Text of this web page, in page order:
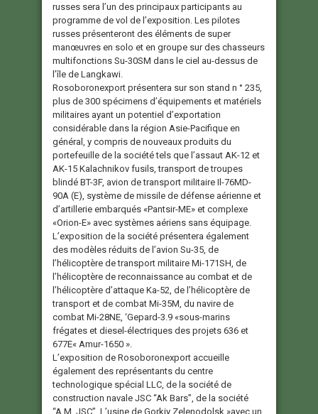
russes sera l’un des principaux participants au
programme de vol de l’exposition. Les pilotes
russes présenteront des éléments de super
manœuvres en solo et en groupe sur des chasseurs
multifonctions Su-30SM dans le ciel au-dessus de
l’île de Langkawi.
Rosoboronexport présentera sur son stand n ° 235,
plus de 300 spécimens d’équipements et matériels
militaires ayant un potentiel d’exportation
considérable dans la région Asie-Pacifique en
général, y compris de nouveaux produits du
portefeuille de la société tels que l’assaut AK-12 et
AK-15 Kalachnikov fusils, transport de troupes
blindé BT-3F, avion de transport militaire Il-76MD-
90A (E), système de missile de défense aérienne et
d’artillerie embarqués «Pantsir-ME» et complexe
«Orion-E» avec systèmes aériens sans équipage.
L’exposition de la société présentera également
des modèles réduits de l’avion Su-35, de
l’hélicoptère de transport militaire Mi-171SH, de
l’hélicoptère de reconnaissance au combat et de
l’hélicoptère d’attaque Ka-52, de l’hélicoptère de
transport et de combat Mi-35M, du navire de
combat Mi-28NE, ‘Gepard-3.9 «sous-marins
frégates et diesel-électriques des projets 636 et
677E« Amur-1650 ».
L’exposition de Rosoboronexport accueille
également des représentants du centre
technologique spécial LLC, de la société de
construction navale JSC “Ak Bars”, de la société
“A.M. JSC”. L’usine de Gorkiy Zelenodolsk »avec un